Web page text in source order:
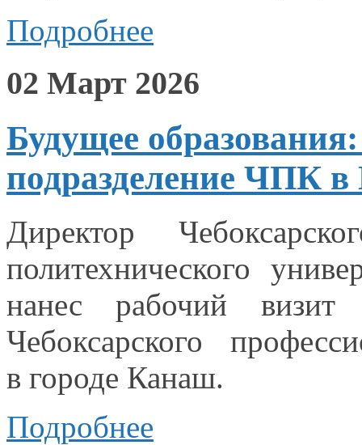
Подробнее
02 Март 2026
Будущее
подразделение ЧПК
Директор
политехнического
нанес рабочий
Чебоксарского
в городе Канаш.
Подробнее